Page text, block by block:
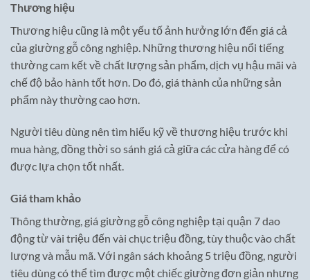
Thương hiệu
Thương hiệu cũng là một yếu tố ảnh hưởng lớn đến giá cả
của giường gỗ công nghiệp. Những thương hiệu nổi tiếng
thường cam kết về chất lượng sản phẩm, dịch vụ hậu mãi và
chế độ bảo hành tốt hơn. Do đó, giá thành của những sản
phẩm này thường cao hơn.
Người tiêu dùng nên tìm hiểu kỹ về thương hiệu trước khi
mua hàng, đồng thời so sánh giá cả giữa các cửa hàng để có
được lựa chọn tốt nhất.
Giá tham khảo
Thông thường, giá giường gỗ công nghiệp tại quận 7 dao
động từ vài triệu đến vài chục triệu đồng, tùy thuộc vào chất
lượng và mẫu mã. Với ngân sách khoảng 5 triệu đồng, người
tiêu dùng có thể tìm được một chiếc giường đơn giản nhưng